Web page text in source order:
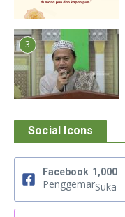
3
Social Icons
Facebook 1,000
PenggemarSuka